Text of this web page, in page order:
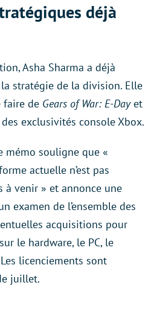
déjà
Asha Sharma a déjà
stratégie de la division. Elle
faire de Gears of War: E-Dayet
des exclusivités console Xbox.
mémo souligne que «
actuelle n’est pas
venir » et annonce une
examen de l’ensemble des
acquisitions pour
le hardware, le PC, le
licenciements sont
juillet.